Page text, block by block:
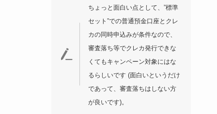
ちょっと面白い点として、”標準
セット”での普通預金口座とクレ
カの同時申込みが条件なので、
審査落ち等でクレカ発行できな
くてもキャンペーン対象にはな
るらしいです (面白いというだけ
であって、審査落ちはしない方
が良いです)。